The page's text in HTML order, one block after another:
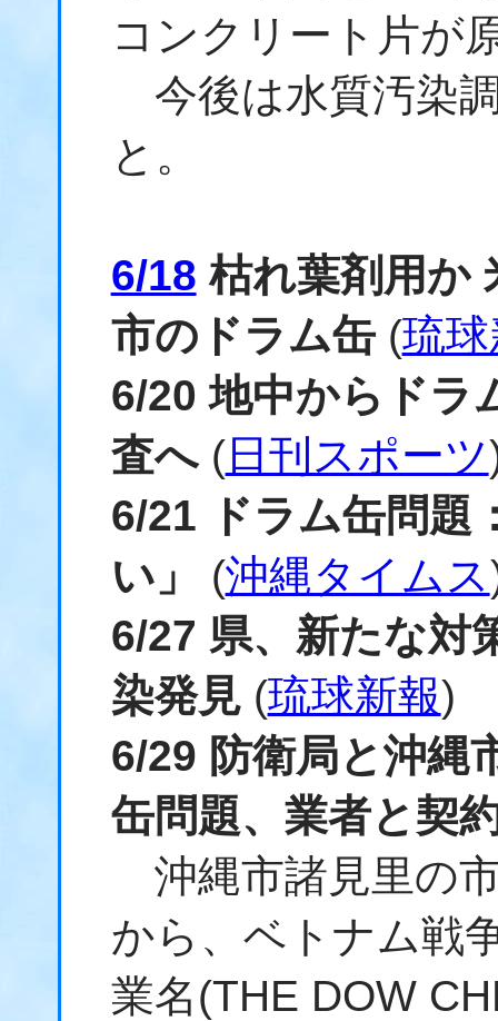
コンクリート片が
今後は水質汚染
と。
6/18 枯れ葉剤用か
市のドラム缶(琉
6/20 地中からドラ
査へ(日刊スポーツ
6/21 ドラム缶問題
い」
(沖縄タイムス
6/27 県、新たな対
染発見(琉球新報)
6/29 防衛局と沖縄
缶問題、業者と契
沖縄市諸見里の
から、ベトナム戦
業名(THE DOW